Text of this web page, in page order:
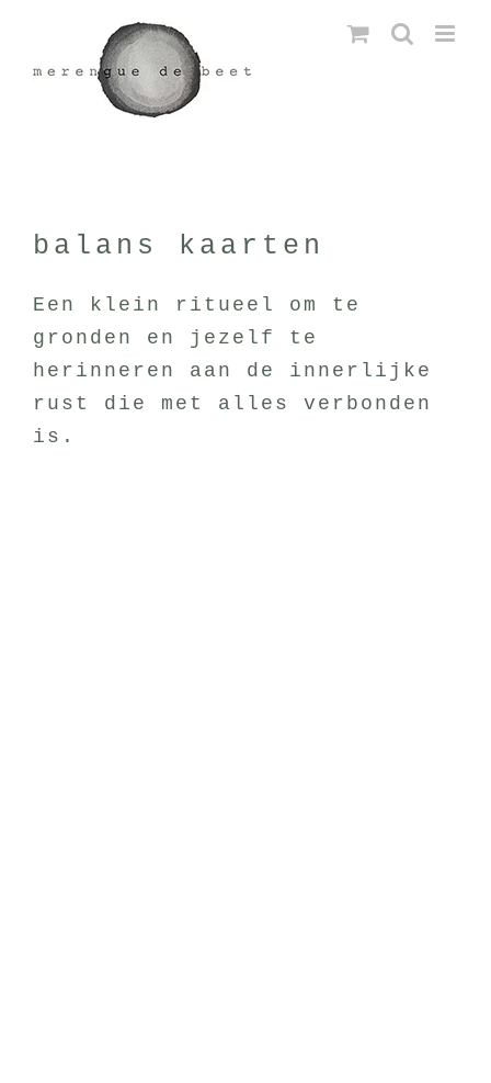
inhoud
balans kaarten
Een klein ritueel om te
gronden en jezelf te
herinneren aan de innerlijke
rust die met alles verbonden
is.